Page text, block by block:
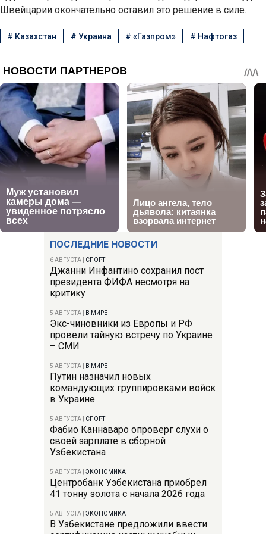
ПОСЛЕДНИЕ НОВОСТИ
6 АВГУСТА СПОРТ
Джанни Инфантино сохранил пост
президента ФИФА несмотря на
критику
5 АВГУСТА В МИРЕ
Экс-чиновники из Европы и РФ
провели тайную встречу по Украине
– СМИ
5 АВГУСТА В МИРЕ
Путин назначил новых
командующих группировками войск
в Украине
5 АВГУСТА СПОРТ
Фабио Каннаваро опроверг слухи о
своей зарплате в сборной
Узбекистана
5 АВГУСТА ЭКОНОМИКА
Центробанк Узбекистана приобрел
41 тонну золота с начала 2026 года
5 АВГУСТА ЭКОНОМИКА
В Узбекистане предложили ввести
Швейцарии окончательно оставил это решение в силе.
# Казахстан # Украина #«Газпром» # Нафтогаз